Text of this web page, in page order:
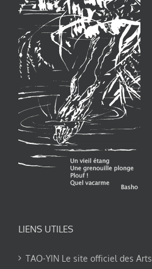
LIENS UTILES
TAO-YIN Le site officiel des